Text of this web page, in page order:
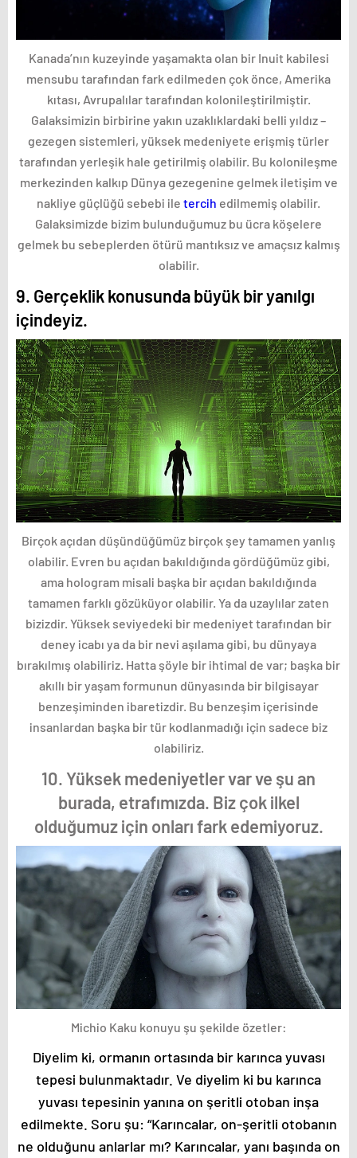
Kanada’nın kuzeyinde yaşamakta olan bir Inuit kabilesi
mensubu tarafından fark edilmeden çok önce, Amerika
kıtası, Avrupalılar tarafından kolonileştirilmiştir.
Galaksimizin birbirine yakın uzaklıklardaki belli yıldız –
gezegen sistemleri, yüksek medeniyete erişmiş türler
tarafından yerleşik hale getirilmiş olabilir. Bu kolonileşme
merkezinden kalkıp Dünya gezegenine gelmek iletişim ve
nakliye güçlüğü sebebi ile tercih edilmemiş olabilir.
Galaksimizde bizim bulunduğumuz bu ücra köşelere
gelmek bu sebeplerden ötürü mantıksız ve amaçsız kalmış
olabilir.
9. Gerçeklik konusunda büyük bir yanılgı
içindeyiz.
Birçok açıdan düşündüğümüz birçok şey tamamen yanlış
olabilir. Evren bu açıdan bakıldığında gördüğümüz gibi,
ama hologram misali başka bir açıdan bakıldığında
tamamen farklı gözüküyor olabilir. Ya da uzaylılar zaten
bizizdir. Yüksek seviyedeki bir medeniyet tarafından bir
deney icabı ya da bir nevi aşılama gibi, bu dünyaya
bırakılmış olabiliriz. Hatta şöyle bir ihtimal de var; başka bir
akıllı bir yaşam formunun dünyasında bir bilgisayar
benzeşiminden ibaretizdir. Bu benzeşim içerisinde
insanlardan başka bir tür kodlanmadığı için sadece biz
olabiliriz.
10. Yüksek medeniyetler var ve şu an
burada, etrafımızda. Biz çok ilkel
olduğumuz için onları fark edemiyoruz.
Michio Kaku konuyu şu şekilde özetler:
Diyelim ki, ormanın ortasında bir karınca yuvası
tepesi bulunmaktadır. Ve diyelim ki bu karınca
yuvası tepesinin yanına on şeritli otoban inşa
edilmekte. Soru şu: “Karıncalar, on-şeritli otobanın
ne olduğunu anlarlar mı? Karıncalar, yanı başında on